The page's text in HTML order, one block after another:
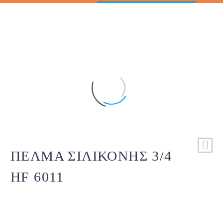
ΠΈΛΜΑ ΣΙΛΙΚΌΝΗΣ 3/4
HF 6011